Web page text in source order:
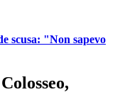
scusa: "Non sapevo